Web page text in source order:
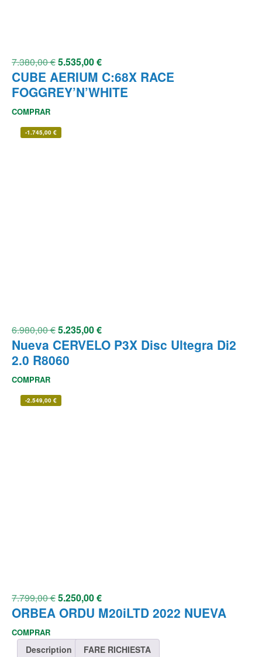
7.380,00€5.535,00€
CUBE AERIUM C:68X RACE
FOGGREY’N’WHITE
COMPRAR
-1.745,00 €
6.980,00€5.235,00€
Nueva CERVELO P3X Disc Ultegra Di2
2.0 R8060
COMPRAR
-2.549,00 €
7.799,00€5.250,00€
ORBEA ORDU M20iLTD 2022 NUEVA
COMPRAR
Description FARE RICHIESTA